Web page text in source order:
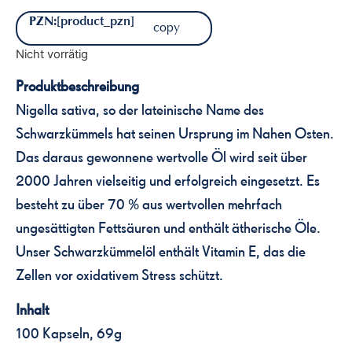
PZN: [product_pzn] copy
Nicht vorrätig
Produktbeschreibung
Nigella sativa, so der lateinische Name des
Schwarzkümmels hat seinen Ursprung im Nahen Osten.
Das daraus gewonnene wertvolle Öl wird seit über
2000 Jahren vielseitig und erfolgreich eingesetzt. Es
besteht zu über 70 % aus wertvollen mehrfach
ungesättigten Fettsäuren und enthält ätherische Öle.
Unser Schwarzkümmelöl enthält Vitamin E, das die
Zellen vor oxidativem Stress schützt.
Inhalt
100 Kapseln, 69g